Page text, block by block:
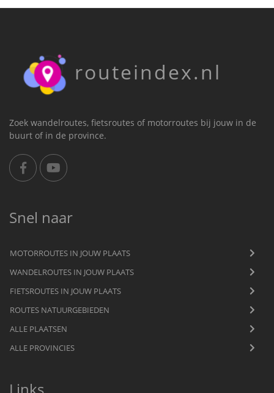
routeindex.nl
Zoek wandelroutes, fietsroutes of motorroutes bij jouw in de
buurt of in de province.
Snel naar
MOTORROUTES IN JOUW PLAATS
WANDELROUTES IN JOUW PLAATS
FIETSROUTES IN JOUW PLAATS
ROUTES NATUURGEBIEDEN
ALLE PLAATSEN
ALLE PROVINCIES
Links